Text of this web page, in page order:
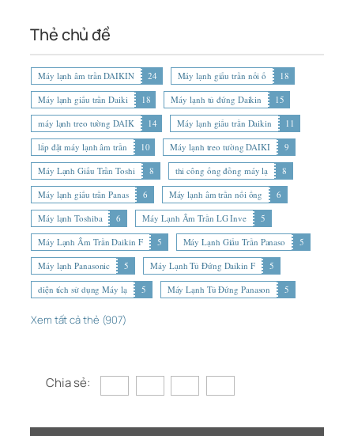
Thẻ chủ đề
Máy lạnh âm trần DAIKIN 24 Máy lạnh giấu trần nối ố
18
Máy lạnh giấu trần Daiki
18 Máy lạnh tủ đứng Daikin
15
máy lạnh treo tường DAIK
14 Máy lạnh giấu trần Daikin
11
lắp đặt máy lạnh âm trần
10 Máy lạnh treo tường DAIKI
9
Máy Lạnh Giấu Trần Toshi
8 thi công ống đồng máy lạ
8
Máy lạnh giấu trần Panas
6 Máy lạnh âm trần nối ống
6
Máy lạnh Toshiba
6 Máy Lạnh Âm Trần LG Inve
5
Máy Lạnh Âm Trần Daikin F
5 Máy Lạnh Giấu Trần Panaso
5
Máy lạnh Panasonic
5 Máy Lạnh Tủ Đứng Daikin F
5
diện tích sử dụng Máy lạ
5 Máy Lạnh Tủ Đứng Panason 5
Xem tất cả thẻ (907)
Chia sẻ: